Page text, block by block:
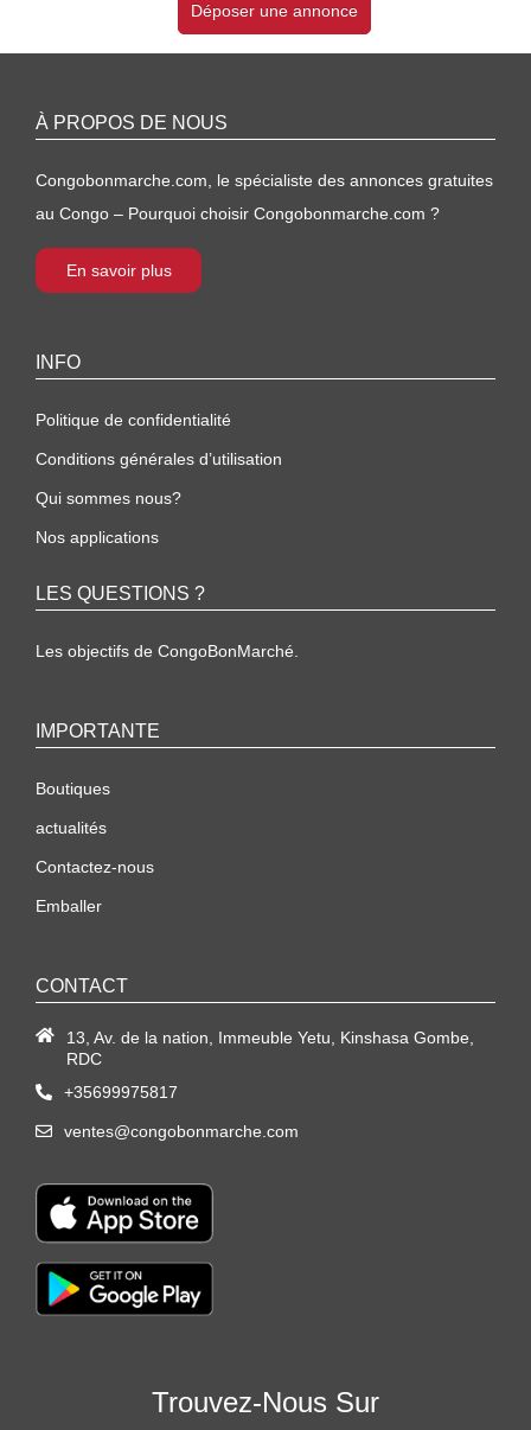
Déposer une annonce
À PROPOS DE NOUS
Congobonmarche.com, le spécialiste des annonces gratuites
au Congo – Pourquoi choisir Congobonmarche.com ?
En savoir plus
INFO
Politique de confidentialité
Conditions générales d’utilisation
Qui sommes nous?
Nos applications
LES QUESTIONS ?
Les objectifs de CongoBonMarché.
IMPORTANTE
Boutiques
actualités
Contactez-nous
Emballer
CONTACT
13, Av. de la nation, Immeuble Yetu, Kinshasa Gombe,
RDC
+35699975817
ventes@congobonmarche.com
Trouvez-Nous Sur